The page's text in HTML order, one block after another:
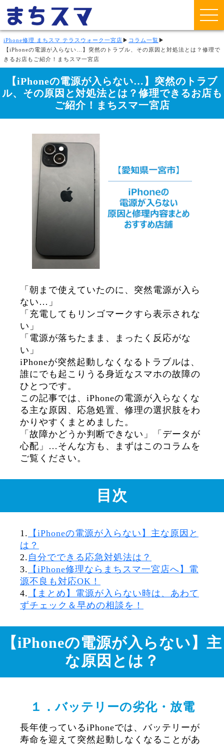
iPhone修理 まちスマ テラスウォーク一宮店 ▶ コラム一覧 ▶
【iPhoneの電源が入らない…】突然のトラブル、その原因と対処法とは？修理で
きるお店もご紹介！まちスマ一宮店
【iPhoneの電源が入らない…】突然のトラブ
ル、その原因と対処法とは？修理できるお店も
ご紹介！まちスマ一宮店
「朝まで使えていたのに、突然電源が入ら
ない…」
「充電してもリンゴマークすら表示されな
い」
「電源が落ちたまま、まったく反応がな
い」
iPhoneが突然起動しなくなるトラブルは、
誰にでも起こりうる身近なスマホの故障の
ひとつです。
この記事では、iPhoneの電源が入らなくな
る主な原因、応急処置、修理の選択肢をわ
かりやすくまとめました。
「故障かどうか判断できない」「データが
心配」…そんな方も、まずはこのコラムを
ご覧ください。
目次
1. 【iPhoneの電源が入らない】主な原因と
は？
2. 自分でできる応急対処法は？
3. 【iPhone修理ならまちスマ一宮店へ】電
源不良も対応OK！
4. 【まとめ】電源が入らない時は、あわて
ずチェック＆早めの相談を！
【iPhoneの電源が入らない】主
な原因とは？
１．バッテリーの劣化・放電
長年使っているiPhoneでは、バッテリーが
寿命を迎えて突然起動しなくなることがあ